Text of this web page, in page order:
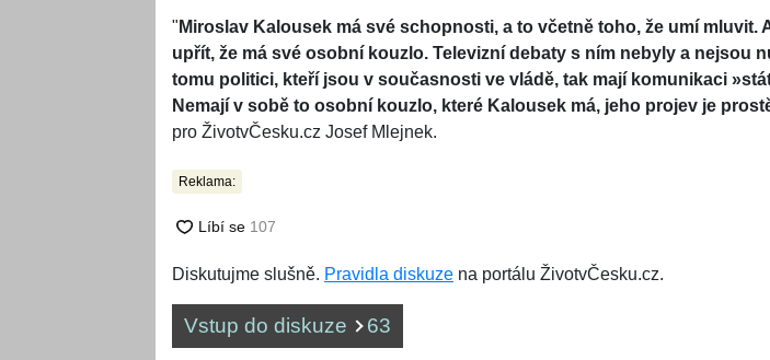
" Miroslav Kalousek má své schopnosti, a to včetně toho, že umí mluvit.
upřít, že má své osobní kouzlo. Televizní debaty s ním nebyly a nejsou
tomu politici, kteří jsou v současnosti ve vládě, tak mají komunikaci
Nemají v sobě to osobní kouzlo, které Kalousek má, jeho projev je
pro ŽivotvČesku.cz Josef Mlejnek.
Reklama:
Diskutujme slušně. Pravidla diskuze na portálu ŽivotvČesku.cz.
Vstup do diskuze 63